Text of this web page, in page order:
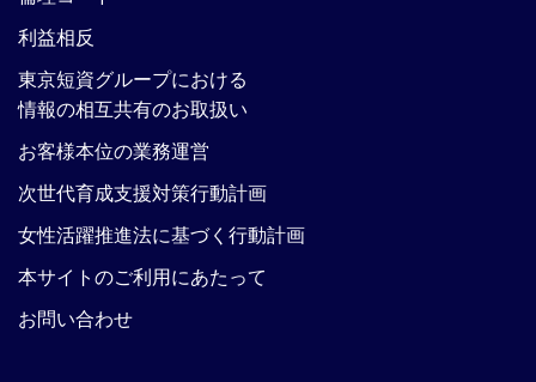
利益相反
東京短資グループにおける
情報の相互共有のお取扱い
お客様本位の業務運営
次世代育成支援対策行動計画
女性活躍推進法に基づく行動計画
本サイトのご利用にあたって
お問い合わせ